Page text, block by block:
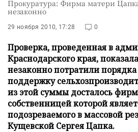
Прокуратура: Фирма матери
незаконно
29 ноября 2010, 17:28 0
Проверка, проведенная в
Краснодарского края,
незаконно потратили
поддержку
из этой суммы досталось
собственницей которой
подозреваемого в массовой
Кущевской Сергея Цапка.